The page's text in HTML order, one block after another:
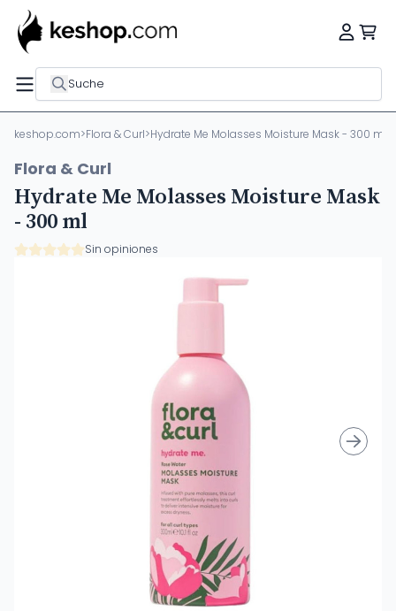
Suche
keshop.com>Flora & Curl>Hydrate Me Molasses Moisture Mask - 300 ml
Flora & Curl
Hydrate Me Molasses Moisture Mask
- 300 ml
Sin opiniones